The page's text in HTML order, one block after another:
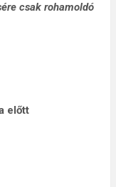
csak rohamoldó
előtt